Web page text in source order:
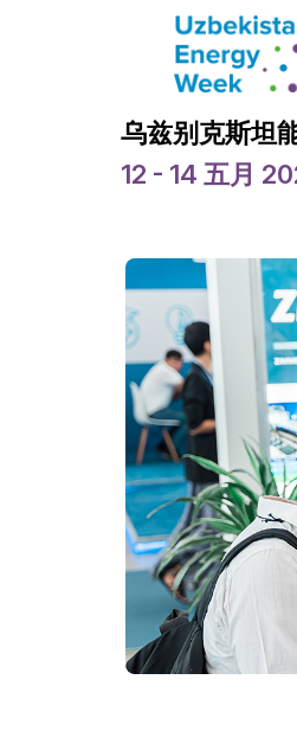
乌兹别克斯坦
12 - 14 五月